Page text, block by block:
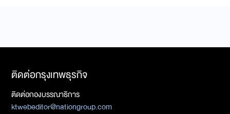
ติดต่อกรุงเทพธุรกิจ
ติดต่อกองบรรณาธิการ
ktwebeditor@nationgroup.com